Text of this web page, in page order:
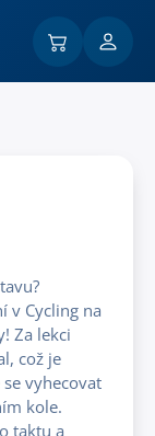
v Cycling na
Za lekci
což je
vyhecovat
kole.
taktu a